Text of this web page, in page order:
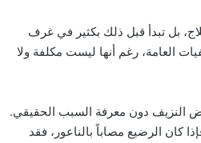
بل تبدأ قبل ذلك بكثير في غرف
العامة، رغم أنها ليست مكلفة ولا
النزيف دون معرفة السبب الحقيقي.
كان الرضيع مصاباً بالناعور، فقد